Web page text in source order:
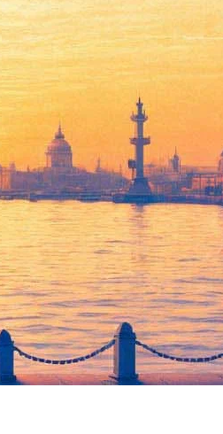
Здесь строят